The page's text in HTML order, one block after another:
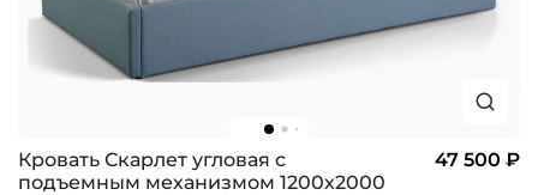
Кровать Скарлет угловая с
подъемным механизмом 1200х2000
47 500 ₽